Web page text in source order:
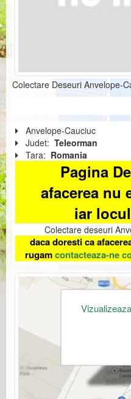
Colectare Deseuri Anvelope-
Anvelope-Cauciuc
Judet: Teleorman
Tara: Romania
Pagina
afacerea nu
iar
Colectare deseuri
daca doresti ca
rugamcontacteaza-ne